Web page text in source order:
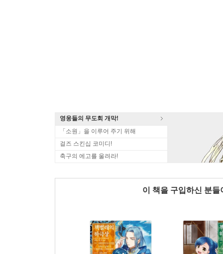
영웅들의 무도회 개막!
「소원」을 이루어 주기 위해
걸즈 스킨십 코미디!
축구의 에고를 울려라!
이 책을 구입하신 분